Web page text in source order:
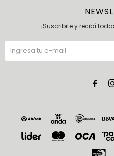
¡Suscribite y recibí
